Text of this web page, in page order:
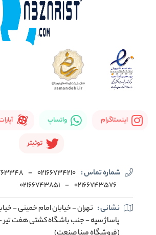
اینستاگرام واتساپ
توئیتر
شماره تماس : 02166734210
-
02166743576
-
02166743851
نشانی : تهران - خیابان امام خمینی -